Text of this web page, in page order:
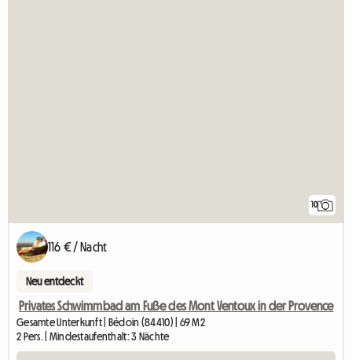
10
116 € / Nacht
Neu entdeckt
Privates Schwimmbad am Fuße des Mont Ventoux in der Provence
Gesamte Unterkunft | Bédoin (84410) | 69 M2
2 Pers. | Mindestaufenthalt: 3 Nächte